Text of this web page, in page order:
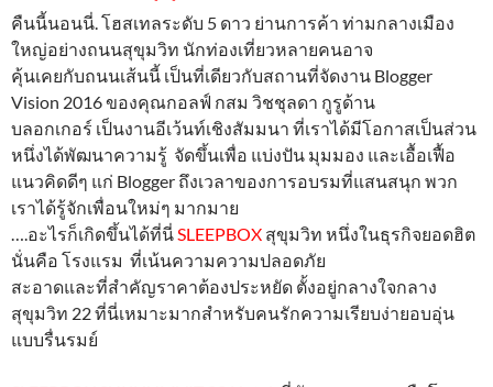
คืนนี้นอนนี่. โฮสเทลระดับ 5 ดาว ย่านการค้า ท่ามกลางเมือง
ใหญ่อย่างถนนสุขุมวิท นักท่องเที่ยวหลายคนอาจ
คุ้นเคยกับถนนเส้นนี้ เป็นที่เดียวกับสถานที่จัดงาน Blogger
Vision 2016 ของคุณกอลฟ์ กสม วิชชุลดา กูรูด้าน
บลอกเกอร์ เป็นงานอีเว้นท์เชิงสัมมนา ที่เราได้มีโอกาสเป็นส่วน
หนึ่งได้พัฒนาความรู้ จัดขึ้นเพื่อ แบ่งปัน มุมมอง และเอื้อเฟื้อ
แนวคิดดีๆ แก่ Blogger ถึงเวลาของการอบรมที่แสนสนุก พวก
เราได้รู้จักเพื่อนใหม่ๆ มากมาย
….อะไรก็เกิดขึ้นได้ที่นี่ SLEEPBOX สุขุมวิท หนึ่งในธุรกิจยอดฮิต
นั่นคือ โรงแรม ที่เน้นความความปลอดภัย
สะอาดและที่สำคัญราคาต้องประหยัด ตั้งอยู่กลางใจกลาง
สุขุมวิท 22 ที่นี่เหมาะมากสำหรับคนรักความเรียบง่ายอบอุ่น
แบบรื่นรมย์